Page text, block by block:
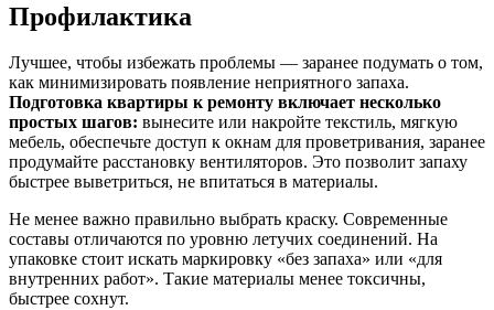
Профилактика
Лучшее, чтобы избежать проблемы — заранее подумать о том,
как минимизировать появление неприятного запаха.
Подготовка квартиры к ремонту включает несколько
простых шагов: вынесите или накройте текстиль, мягкую
мебель, обеспечьте доступ к окнам для проветривания, заранее
продумайте расстановку вентиляторов. Это позволит запаху
быстрее выветриться, не впитаться в материалы.
Не менее важно правильно выбрать краску. Современные
составы отличаются по уровню летучих соединений. На
упаковке стоит искать маркировку «без запаха» или «для
внутренних работ». Такие материалы менее токсичны,
быстрее сохнут.